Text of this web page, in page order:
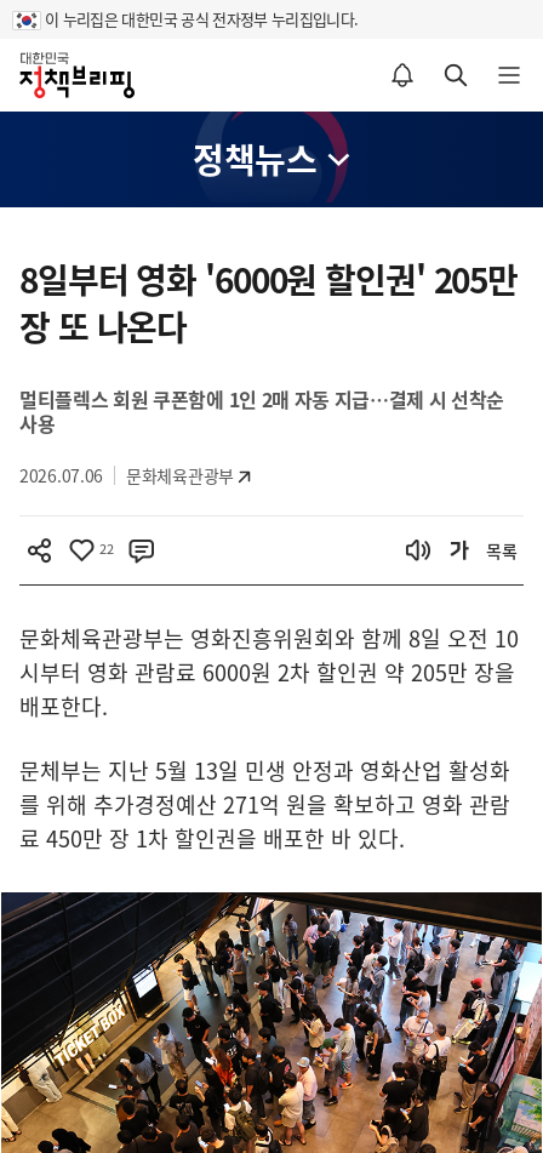
이 누리집은 대한민국 공식 전자정부 누리집입니다.
홈
알림설정 바로가기 검색 바로가기 메뉴 열기
정책뉴스
텐
츠
영
8일부터 영화 '6000원 할인권' 205만
장 또 나온다
멀티플렉스 회원 쿠폰함에 1인 2매 자동 지급…결제 시 선착순
사용
2026.07.06 문화체육관광부
22 목록
문화체육관광부는 영화진흥위원회와 함께 8일 오전 10
시부터 영화 관람료 6000원 2차 할인권 약 205만 장을
배포한다.
문체부는 지난 5월 13일 민생 안정과 영화산업 활성화
를 위해 추가경정예산 271억 원을 확보하고 영화 관람
료 450만 장 1차 할인권을 배포한 바 있다.